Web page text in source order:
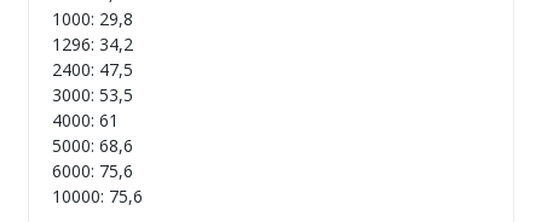
1000: 29,8
1296: 34,2
2400: 47,5
3000: 53,5
4000: 61
5000: 68,6
6000: 75,6
10000: 75,6